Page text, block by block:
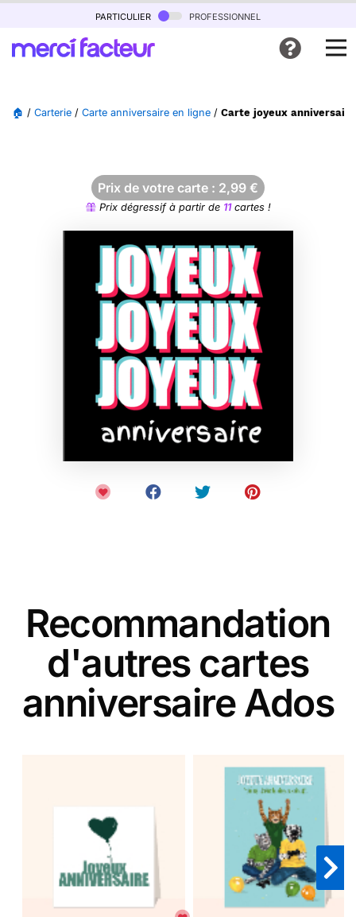
particulier professionnel
🏠 / Carterie / Carte anniversaire en ligne / Carte joyeux
Prix de votre carte : 2,99 €
Prix dégressif à partir de 11cartes !
Recommandation
d'autres cartes
anniversaire Ados